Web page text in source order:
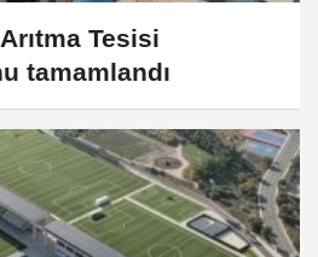
Tesisi
tamamlandı